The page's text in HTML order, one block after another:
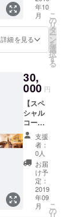
イン致
しま
す。
期間中
に阿部
遥奈が
撮影し
たヨー
ロッパ
の風景
をカレ
ンダー
に盛り
込み、
作成致
しま
す。
年10
月
詳細を見る
こ
の
リ
タ
ー
ン
を
選
択
す
る
30,
000 円
【スペ
シャル
コー
ス】 ☆
実際に
会って
聞いて
みたい
方へ☆
・お茶
会ご招
支援
者：
0人
お届
け予
定：
2019
年09
月
こ
の